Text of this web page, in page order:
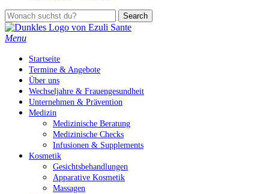
Search
Close
Search
Menu
Startseite
Termine & Angebote
Über uns
Wechseljahre & Frauengesundheit
Unternehmen & Prävention
Medizin
Medizinische Beratung
Medizinische Checks
Infusionen & Supplements
Kosmetik
Gesichtsbehandlungen
Apparative Kosmetik
Massagen